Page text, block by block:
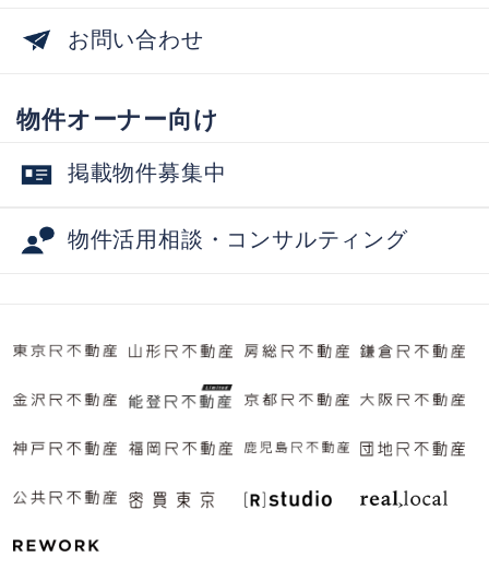
お問い合わせ
物件オーナー向け
掲載物件募集中
物件活用相談・コンサルティング